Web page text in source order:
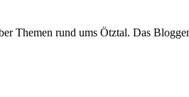
Themen rund ums Ötztal. Das